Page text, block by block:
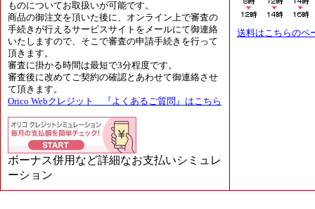
ものについてお取扱いが可能です。
商品の御注文を頂いた後に、オンライン上で審査の
手続きが行えるサービスサイトをメールにて御連絡
いたしますので、そこで審査の申請手続きを行って
頂きます。
審査に掛かる時間は最短で3分程度です。
審査後に改めてご契約の確認とあわせて御連絡させ
て頂きます。
Orico Webクレジット 『よくあるご質問』はこちら
ボーナス併用など詳細なお支払いシミュレ
ーション
送料はこちらのペ